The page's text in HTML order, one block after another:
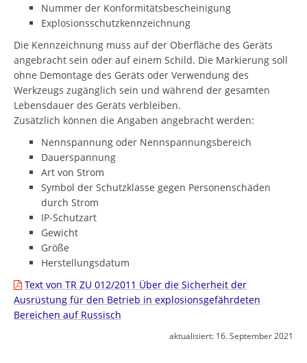
Nummer der Konformitätsbescheinigung
Explosionsschutzkennzeichnung
Die Kennzeichnung muss auf der Oberfläche des Geräts
angebracht sein oder auf einem Schild. Die Markierung soll
ohne Demontage des Geräts oder Verwendung des
Werkzeugs zugänglich sein und während der gesamten
Lebensdauer des Geräts verbleiben.
Zusätzlich können die Angaben angebracht werden:
Nennspannung oder Nennspannungsbereich
Dauerspannung
Art von Strom
Symbol der Schutzklasse gegen Personenschäden
durch Strom
IP-Schutzart
Gewicht
Größe
Herstellungsdatum
Text von TR ZU 012/2011 Über die Sicherheit der
Ausrüstung für den Betrieb in explosionsgefährdeten
Bereichen auf Russisch
aktualisiert: 16. September 2021